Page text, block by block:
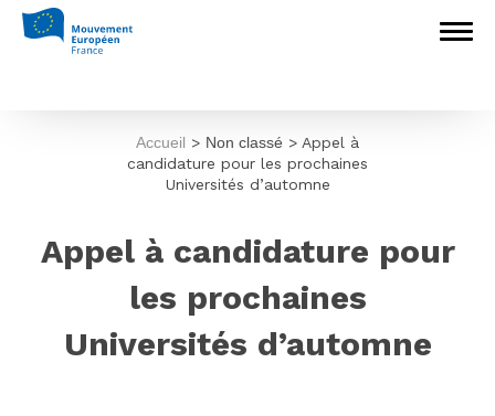
Accueil > Non classé > Appel à
candidature pour les prochaines
Universités d’automne
Appel à candidature pour
les prochaines
Universités d’automne